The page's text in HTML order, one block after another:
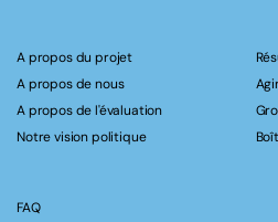
A propos du projet
A propos de nous
A propos de l'évaluation
Notre vision politique
FAQ